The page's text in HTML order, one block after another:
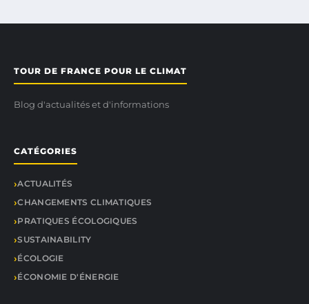
TOUR DE FRANCE POUR LE CLIMAT
Blog d'actualités et d'informations
CATÉGORIES
ACTUALITÉS
CHANGEMENTS CLIMATIQUES
PRATIQUES ÉCOLOGIQUES
SUSTAINABILITY
ÉCOLOGIE
ÉCONOMIE D'ÉNERGIE